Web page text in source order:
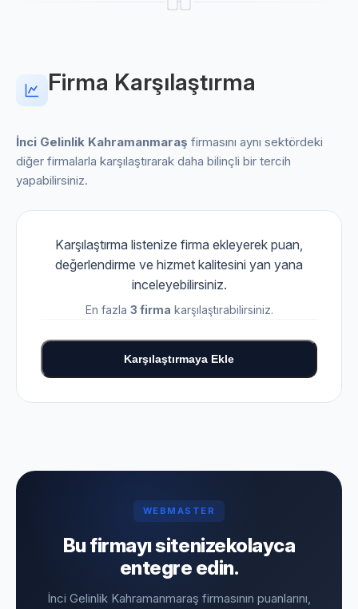
Firma Karşılaştırma
İnci Gelinlik Kahramanmaraş firmasını aynı sektördeki
diğer firmalarla karşılaştırarak daha bilinçli bir tercih
yapabilirsiniz.
Karşılaştırma listenize firma ekleyerek puan,
değerlendirme ve hizmet kalitesini yan yana
inceleyebilirsiniz.
En fazla 3 firma karşılaştırabilirsiniz.
Karşılaştırmaya Ekle
WEBMASTER
Bu firmayı sitenizekolayca
entegre edin.
İnci Gelinlik Kahramanmaraş firmasının puanlarını,